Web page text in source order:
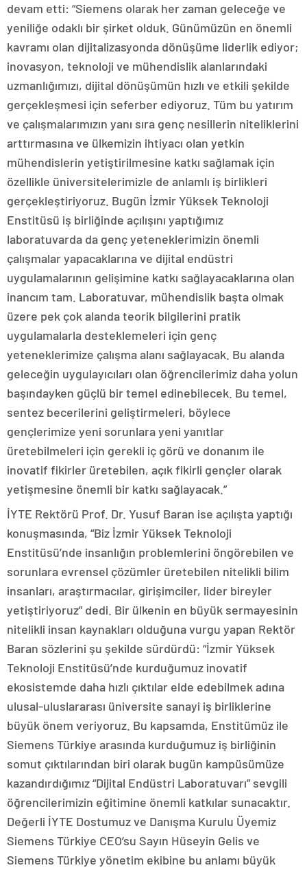
devam etti: “Siemens olarak her zaman geleceğe ve
yeniliğe odaklı bir şirket olduk. Günümüzün en önemli
kavramı olan dijitalizasyonda dönüşüme liderlik ediyor;
inovasyon, teknoloji ve mühendislik alanlarındaki
uzmanlığımızı, dijital dönüşümün hızlı ve etkili şekilde
gerçekleşmesi için seferber ediyoruz. Tüm bu yatırım
ve çalışmalarımızın yanı sıra genç nesillerin niteliklerini
arttırmasına ve ülkemizin ihtiyacı olan yetkin
mühendislerin yetiştirilmesine katkı sağlamak için
özellikle üniversitelerimizle de anlamlı iş birlikleri
gerçekleştiriyoruz. Bugün İzmir Yüksek Teknoloji
Enstitüsü iş birliğinde açılışını yaptığımız
laboratuvarda da genç yeteneklerimizin önemli
çalışmalar yapacaklarına ve dijital endüstri
uygulamalarının gelişimine katkı sağlayacaklarına olan
inancım tam. Laboratuvar, mühendislik başta olmak
üzere pek çok alanda teorik bilgilerini pratik
uygulamalarla desteklemeleri için genç
yeteneklerimize çalışma alanı sağlayacak. Bu alanda
geleceğin uygulayıcıları olan öğrencilerimiz daha yolun
başındayken güçlü bir temel edinebilecek. Bu temel,
sentez becerilerini geliştirmeleri, böylece
gençlerimize yeni sorunlara yeni yanıtlar
üretebilmeleri için gerekli iç görü ve donanım ile
inovatif fikirler üretebilen, açık fikirli gençler olarak
yetişmesine önemli bir katkı sağlayacak.”
İYTE Rektörü Prof. Dr. Yusuf Baran ise açılışta yaptığı
konuşmasında, “Biz İzmir Yüksek Teknoloji
Enstitüsü’nde insanlığın problemlerini öngörebilen ve
sorunlara evrensel çözümler üretebilen nitelikli bilim
insanları, araştırmacılar, girişimciler, lider bireyler
yetiştiriyoruz” dedi. Bir ülkenin en büyük sermayesinin
nitelikli insan kaynakları olduğuna vurgu yapan Rektör
Baran sözlerini şu şekilde sürdürdü: “İzmir Yüksek
Teknoloji Enstitüsü’nde kurduğumuz inovatif
ekosistemde daha hızlı çıktılar elde edebilmek adına
ulusal-uluslararası üniversite sanayi iş birliklerine
büyük önem veriyoruz. Bu kapsamda, Enstitümüz ile
Siemens Türkiye arasında kurduğumuz iş birliğinin
somut çıktılarından biri olarak bugün kampüsümüze
kazandırdığımız “Dijital Endüstri Laboratuvarı” sevgili
öğrencilerimizin eğitimine önemli katkılar sunacaktır.
Değerli İYTE Dostumuz ve Danışma Kurulu Üyemiz
Siemens Türkiye CEO’su Sayın Hüseyin Gelis ve
Siemens Türkiye yönetim ekibine bu anlamı büyük